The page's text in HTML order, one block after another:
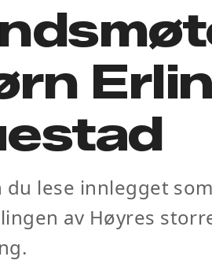
du lese innlegget
av Høyres